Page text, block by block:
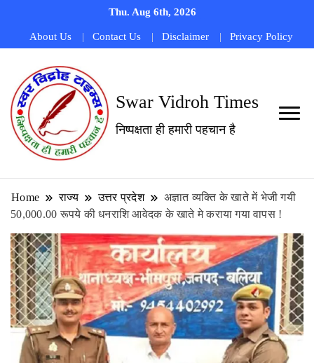
Thu. Aug 6th, 2026
About Us Contact Us Disclaimer Privacy Policy
Swar Vidroh Times
निष्पक्षता ही हमारी पहचान है
Home राज्य उत्तर प्रदेश
अज्ञात व्यक्ति के खाते में भेजी गयी
50,000.00 रूपये की धनराशि आवेदक के खाते मे कराया गया वापस !